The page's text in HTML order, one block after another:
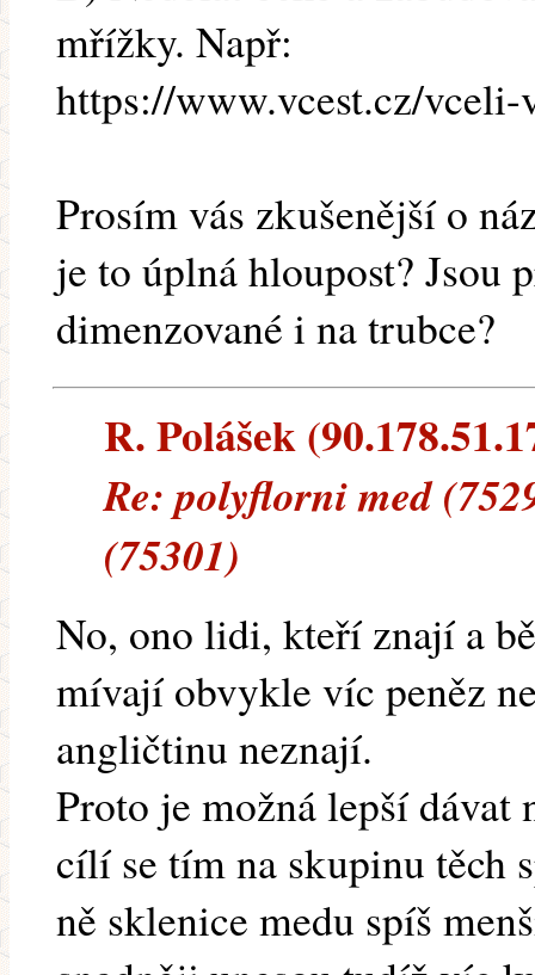
mřížky. Např:
https://www.vcest.cz/
Prosím vás zkušenější o
je to úplná hloupost? Jsou
dimenzované i na trubce?
R. Polášek
Re: polyflorni med
(75301)
No, ono lidi, kteří znají a
mívají obvykle víc peněz
angličtinu neznají.
Proto je možná lepší dávat
cílí se tím na skupinu těch
ně sklenice medu spíš